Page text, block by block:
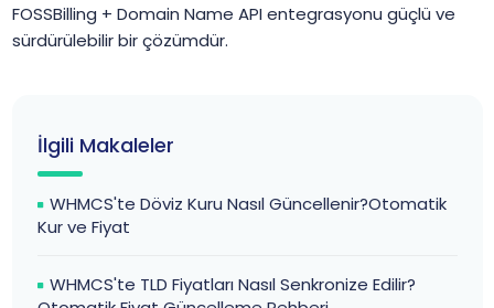
FOSSBilling + Domain Name API entegrasyonu güçlü ve
sürdürülebilir bir çözümdür.
İlgili Makaleler
WHMCS'te Döviz Kuru Nasıl Güncellenir?Otomatik
Kur ve Fiyat
WHMCS'te TLD Fiyatları Nasıl Senkronize Edilir?